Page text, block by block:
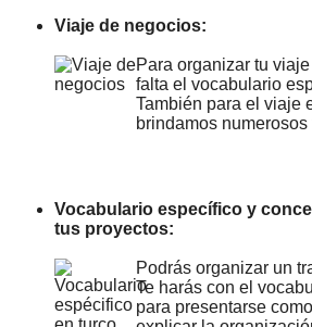
Viaje de negocios:
Para organizar tu
falta el vocabulario
También para el viaje
brindamos
Vocabulario específico y
tus proyectos:
Podrás organizar un
Te harás con el
para presentarse